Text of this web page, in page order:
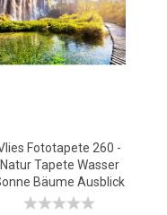
Fototapete 260 -
Natur Tapete Wasser
Bäume Ausblick
gelb